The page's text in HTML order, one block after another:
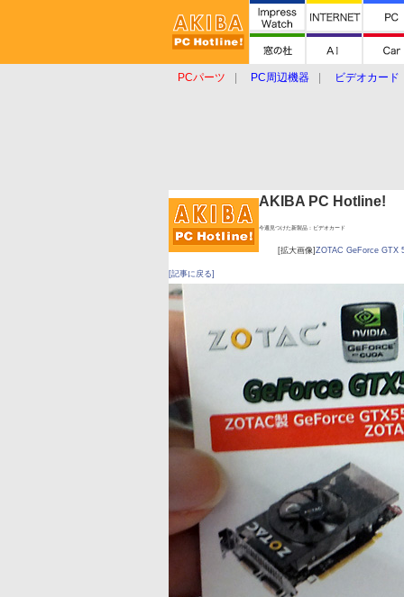
PCパーツ PC周辺機器
ビデオカード
AKIBA PC Hotline!
今週見つけた新製品：ビデオカード
[拡大画像] ZOTAC GeForce GTX
[記事に戻る]